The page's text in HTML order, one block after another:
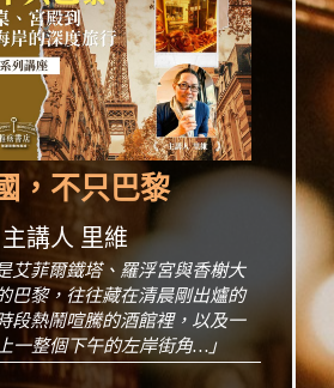
，不只巴黎
主講人 里維
艾菲爾鐵塔、羅浮宮與香榭大
巴黎，往往藏在清晨剛出爐的
段熱鬧喧騰的酒館裡，以及一
一整個下午的左岸街角…」